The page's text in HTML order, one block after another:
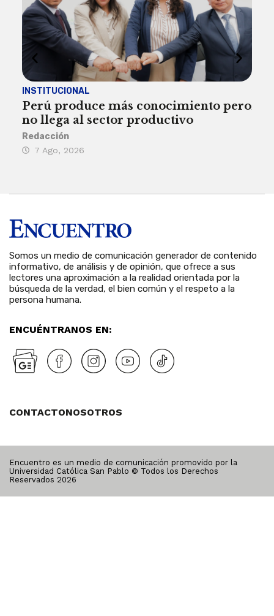
INSTITUCIONAL
Perú produce más conocimiento pero
no llega al sector productivo
Redacción
7 Ago, 2026
Somos un medio de comunicación generador de contenido
informativo, de análisis y de opinión, que ofrece a sus
lectores una aproximación a la realidad orientada por la
búsqueda de la verdad, el bien común y el respeto a la
persona humana.
ENCUÉNTRANOS EN:
CONTACTONOSOTROS
Encuentro es un medio de comunicación promovido por la
Universidad Católica San Pablo © Todos los Derechos
Reservados 2026